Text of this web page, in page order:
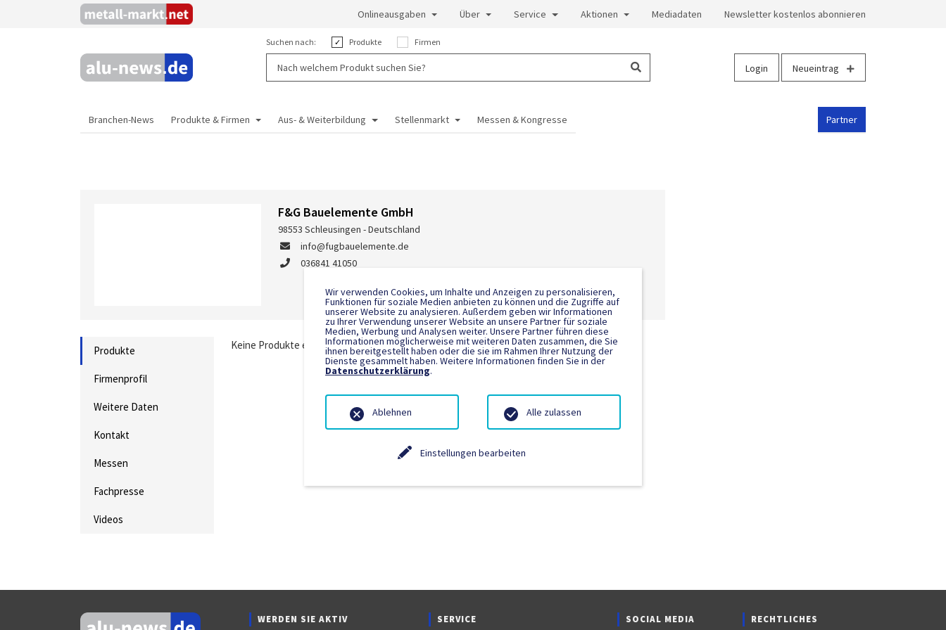
Onlineausgaben Über Service Aktionen Mediadaten Newsletter kostenlos abonnieren
Suchen nach: Produkte Firmen
Login Neueintrag
Branchen-News Produkte & Firmen Aus- & Weiterbildung Stellenmarkt Messen & Kongresse Partner
F&G Bauelemente GmbH
98553 Schleusingen - Deutschland
info@fugbauelemente.de
036841 41050
Produkte
Firmenprofil
Weitere Daten
Kontakt
Messen
Fachpresse
Videos
Keine Produkte eingetragen.
WERDEN SIE AKTIV SERVICE SOCIAL MEDIA RECHTLICHES
Wir verwenden Cookies, um Inhalte und Anzeigen zu personalisieren,
Funktionen für soziale Medien anbieten zu können und die Zugriffe auf
unserer Website zu analysieren. Außerdem geben wir Informationen
zu Ihrer Verwendung unserer Website an unsere Partner für soziale
Medien, Werbung und Analysen weiter. Unsere Partner führen diese
Informationen möglicherweise mit weiteren Daten zusammen, die Sie
ihnen bereitgestellt haben oder die sie im Rahmen Ihrer Nutzung der
Dienste gesammelt haben. Weitere Informationen finden Sie in der
Datenschutzerklärung.
Einstellungen bearbeiten
Ablehnen Alle zulassen